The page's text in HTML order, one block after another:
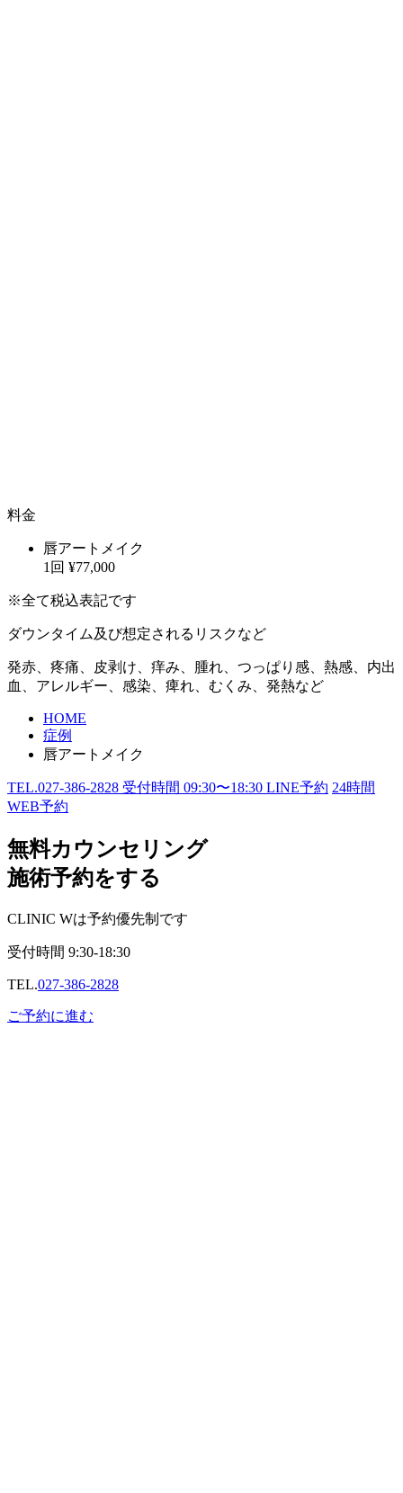
料金
唇アートメイク
1回 ¥77,000
※全て税込表記です
ダウンタイム及び想定されるリスクなど
発赤、疼痛、皮剥け、痒み、腫れ、つっぱり感、熱感、内出
血、アレルギー、感染、痺れ、むくみ、発熱など
HOME
症例
唇アートメイク
TEL.027-386-2828 受付時間 09:30〜18:30 LINE予約 24時間
WEB予約
無料カウンセリング
施術予約をする
CLINIC Wは予約優先制です
受付時間 9:30-18:30
TEL.027-386-2828
ご予約に進む